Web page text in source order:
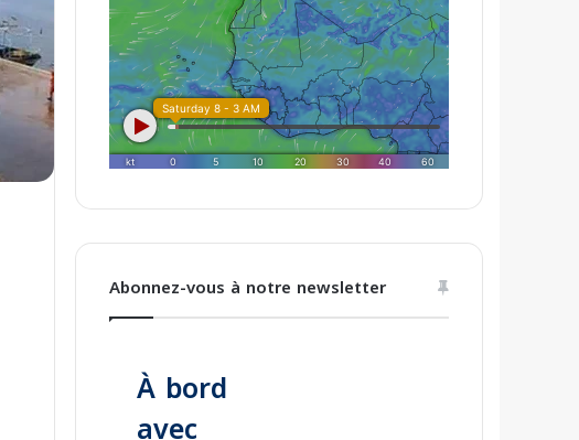
Abonnez-vous à notre newsletter
À bord
avec